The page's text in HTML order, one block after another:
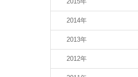
2014年
2013年
2012年